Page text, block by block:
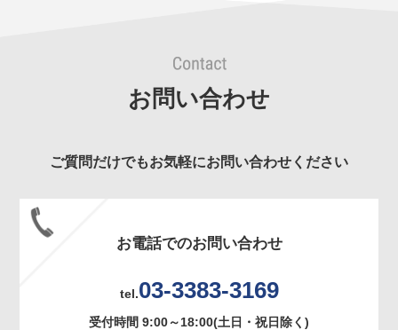
お問い合わせ
ご質問だけでもお気軽にお問い合わせください
お電話でのお問い合わせ
tel.03-3383-3169
受付時間 9:00～18:00(土日・祝日除く)